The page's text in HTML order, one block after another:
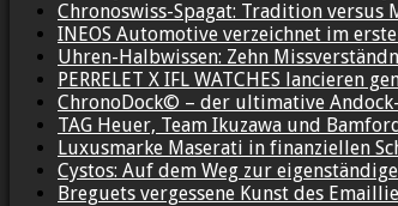
Chronoswiss-Spagat: Tradition versus
INEOS Automotive verzeichnet im
Uhren-Halbwissen: Zehn
PERRELET X IFL WATCHES lancieren
ChronoDock© – der ultimative
TAG Heuer, Team Ikuzawa und
Luxusmarke Maserati in finanziellen
Cystos: Auf dem Weg zur
Breguets vergessene Kunst des